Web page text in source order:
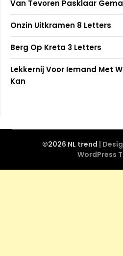
Van Tevoren Pasklaar
Onzin Uitkramen 8 Letters
Berg Op Kreta 3 Letters
Lekkernij Voor Iemand Met
Kan
©2026 NL trend |
WordPress